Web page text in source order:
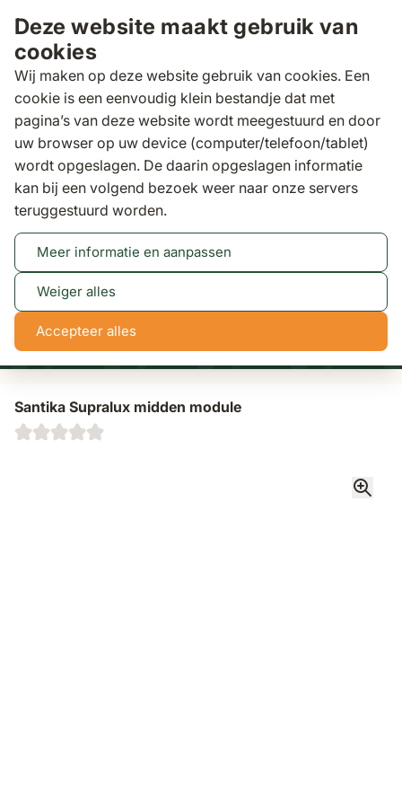
Deze website maakt gebruik van
cookies
Wij maken op deze website gebruik van cookies. Een
cookie is een eenvoudig klein bestandje dat met
pagina’s van deze website wordt meegestuurd en door
uw browser op uw device (computer/telefoon/tablet)
wordt opgeslagen. De daarin opgeslagen informatie
kan bij een volgend bezoek weer naar onze servers
teruggestuurd worden.
Meer informatie en aanpassen
Weiger alles
Accepteer alles
Zoeken
Binnen 3 dagengratis bezorgd
Loungesets Santika Supralux midden module
Tot 50% korting
NaN
dagen
NaN NaN NaN
Santika Supralux midden module